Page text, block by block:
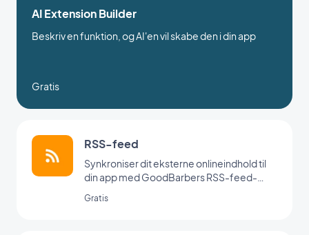
AI Extension Builder
Beskriv en funktion, og AI'en vil skabe den i din app
Gratis
RSS-feed
Synkroniser dit eksterne onlineindhold til
din app med GoodBarbers RSS-feed-
Gratis